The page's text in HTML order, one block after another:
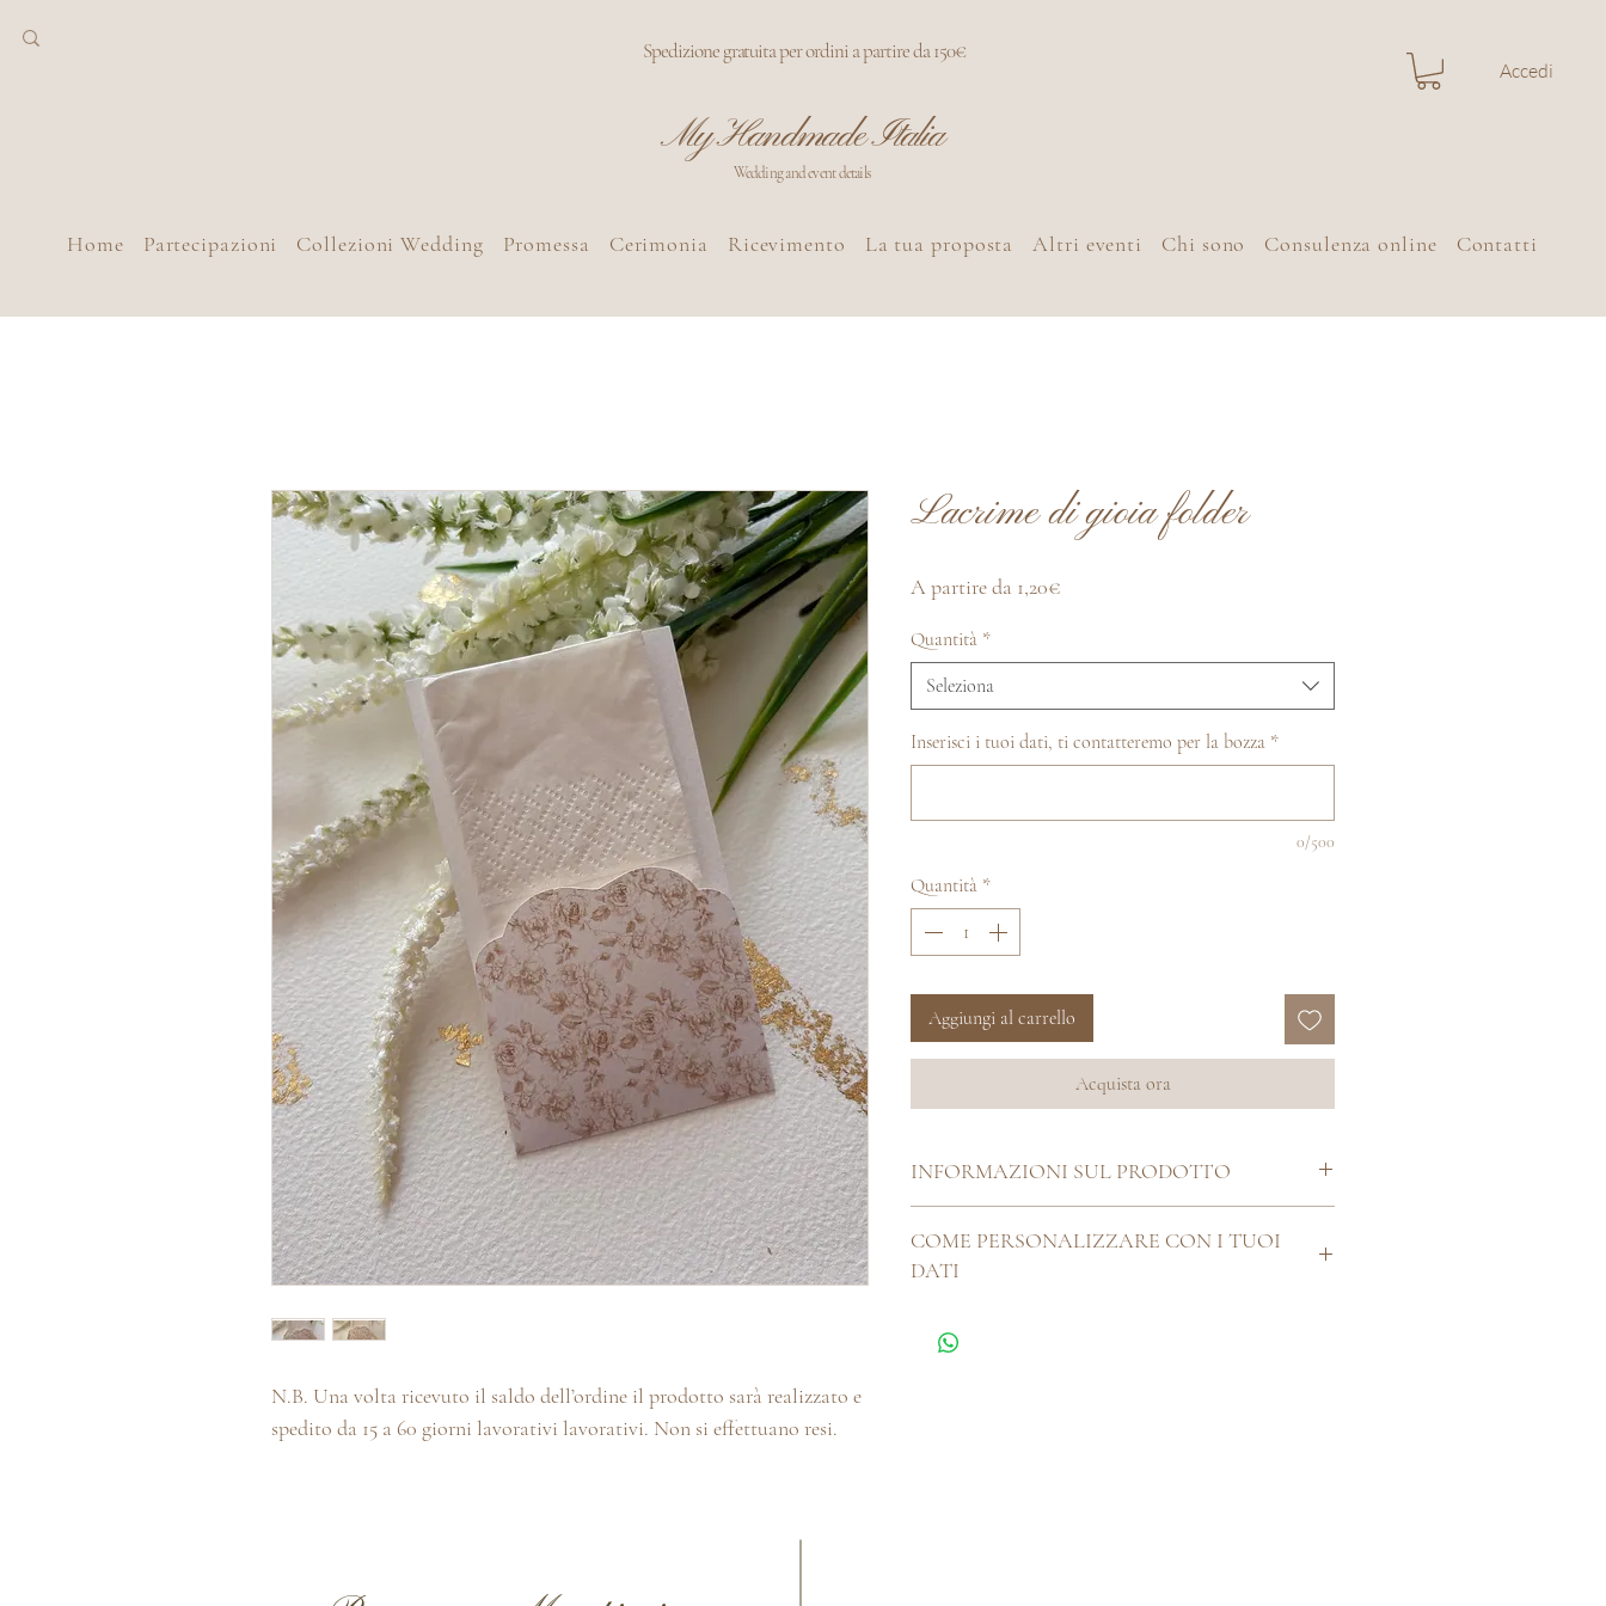
Spedizione gratuita per ordini a partire da 150€
My Handmade Italia
Wedding and event details
Accedi
Home Partecipazioni Collezioni Wedding Promessa Cerimonia Ricevimento La tua proposta Altri eventi Chi sono Consulenza online Contatti
N.B. Una volta ricevuto il saldo dell’ordine il prodotto sarà realizzato e
spedito da 15 a 60 giorni lavorativi lavorativi. Non si effettuano resi.
Lacrime di gioia folder
A partire da 1,20€
Quantità *
Seleziona
Inserisci i tuoi dati, ti contatteremo per la bozza *
0/500
Quantità *
Aggiungi al carrello
Acquista ora
INFORMAZIONI SUL PRODOTTO
COME PERSONALIZZARE CON I TUOI
DATI
l'ordine, puoi contattarci all'indirizzo email